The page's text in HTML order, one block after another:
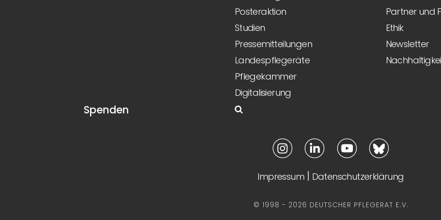
Posteraktion
Studien
Pressemitteilungen
Landespflegeräte
Pflegekammer
Digitalisierung
Partner und
Ethik
Newsletter
Spenden
Impressum | Datenschutzerklärung
© 1998 - 2026 DEUTSCHER PFLEGERAT E.V.